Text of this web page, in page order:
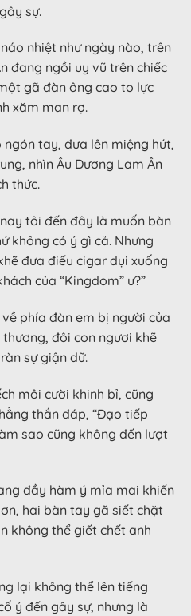
sự.
nhiệt như ngày nào, trên
đang ngồi uy vũ trên chiếc
gã đàn ông cao to lực
xăm man rợ.
tay, đưa lên miệng hút,
nhìn Âu Dương Lam Ân
thức.
tôi đến đây là muốn bàn
không có ý gì cả. Nhưng
đưa điếu cigar dụi xuống
của “Kingdom” ư?”
phía đàn em bị người của
đôi con ngươi khẽ
sự giận dữ.
môi cười khinh bỉ, cũng
thắn đáp, “Đạo tiếp
sao cũng không đến lượt
đầy hàm ý mỉa mai khiến
hai bàn tay gã siết chặt
không thể giết chết anh
lại không thể lên tiếng
ý đến gây sự, nhưng là